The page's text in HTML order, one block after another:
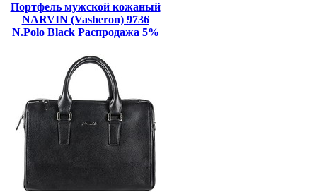
Портфель мужской кожаный
NARVIN (Vasheron) 9736
N.Polo Black Распродажа 5%